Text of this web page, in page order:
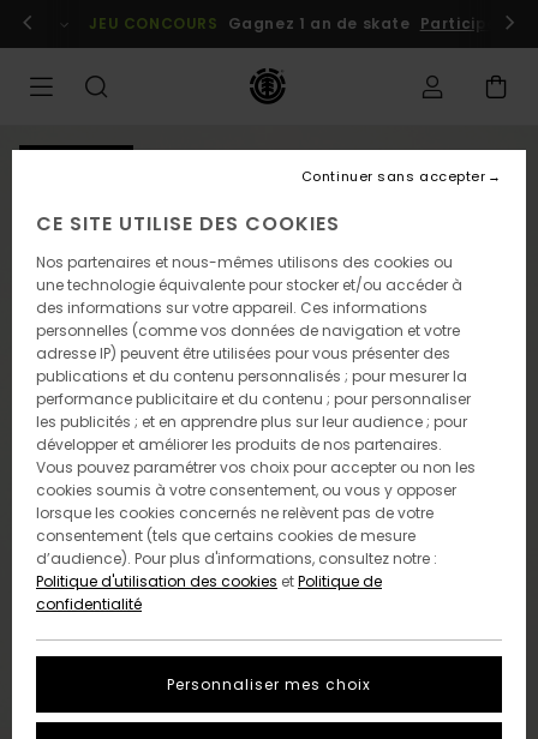
l'information
Se connecter / s'inscrire
JEU CONCOURS Gagnez 1 an de skate Participez
CE SITE UTILISE DES COOKIES
Nos partenaires et nous-mêmes utilisons des cookies ou
une technologie équivalente pour stocker et/ou accéder à
des informations sur votre appareil. Ces informations
personnelles (comme vos données de navigation et votre
adresse IP) peuvent être utilisées pour vous présenter des
publications et du contenu personnalisés ; pour mesurer la
performance publicitaire et du contenu ; pour personnaliser
les publicités ; et en apprendre plus sur leur audience ; pour
développer et améliorer les produits de nos partenaires.
Vous pouvez paramétrer vos choix pour accepter ou non les
cookies soumis à votre consentement, ou vous y opposer
lorsque les cookies concernés ne relèvent pas de votre
consentement (tels que certains cookies de mesure
d’audience). Pour plus d'informations, consultez notre :
Politique d'utilisation des cookies etPolitique de
confidentialité
Personnaliser mes choix
Continuer sans accepter